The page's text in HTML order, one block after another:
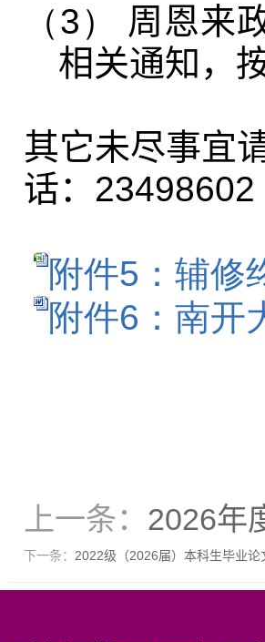
（3） 周恩来
相关通知，
其它未尽事宜
话： 23498602
附件5：辅修
附件6：南开
上一条： 2026年
下一条： 2022级（2026届）本科生毕业